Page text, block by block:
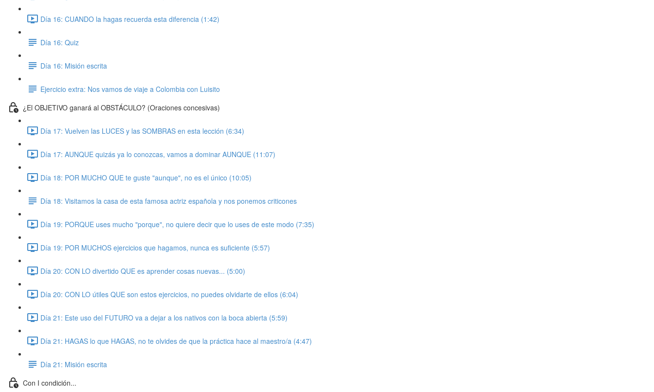
Día 16: CUANDO la hagas recuerda esta diferencia (1:42)
Día 16: Quiz
Día 16: Misión escrita
Ejercicio extra: Nos vamos de viaje a Colombia con Luisito
¿El OBJETIVO ganará al OBSTÁCULO? (Oraciones concesivas)
Día 17: Vuelven las LUCES y las SOMBRAS en esta lección (6:34)
Día 17: AUNQUE quizás ya lo conozcas, vamos a dominar AUNQUE (11:07)
Día 18: POR MUCHO QUE te guste "aunque", no es el único (10:05)
Día 18: Visitamos la casa de esta famosa actriz española y nos ponemos criticones
Día 19: PORQUE uses mucho "porque", no quiere decir que lo uses de este modo (7:35)
Día 19: POR MUCHOS ejercicios que hagamos, nunca es suficiente (5:57)
Día 20: CON LO divertido QUE es aprender cosas nuevas... (5:00)
Día 20: CON LO útiles QUE son estos ejercicios, no puedes olvidarte de ellos (6:04)
Día 21: Este uso del FUTURO va a dejar a los nativos con la boca abierta (5:59)
Día 21: HAGAS lo que HAGAS, no te olvides de que la práctica hace al maestro/a (4:47)
Día 21: Misión escrita
Con I condición...